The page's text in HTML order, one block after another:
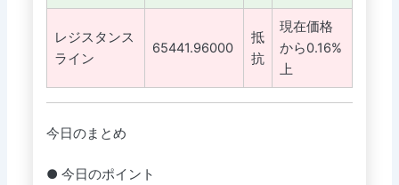
レジスタンス
ライン
65441.96000
抵
抗
現在価格
から0.16%
上
今日のまとめ
● 今日のポイント